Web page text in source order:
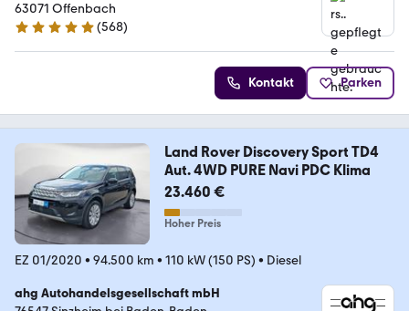
63071 Offenbach
4.8 Sterne
(568)
Kontakt Parken
Land Rover Discovery Sport TD4
Aut. 4WD PURE Navi PDC Klima
23.460 €
Hoher Preis
EZ 01/2020 • 94.500 km • 110 kW (150 PS) • Diesel
ahg Autohandelsgesellschaft mbH